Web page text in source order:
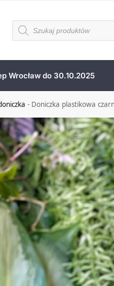
Wrocław do 30.10.2025
- Doniczka plastikowa